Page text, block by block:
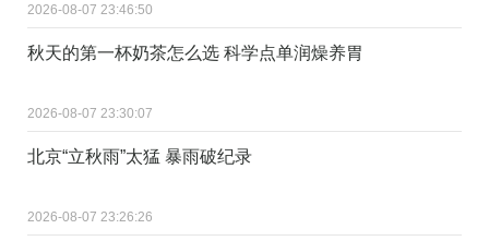
2026-08-07 23:46:50
秋天的第一杯奶茶怎么选 科学点单润燥养胃
2026-08-07 23:30:07
北京“立秋雨”太猛 暴雨破纪录
2026-08-07 23:26:26